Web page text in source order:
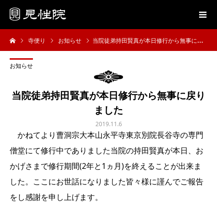
寺便り お知らせ 当院徒弟持田賢真が本日修行から無事に戻りました
お知らせ
当院徒弟持田賢真が本日修行から無事に戻り
ました
2019.11.6
かねてより曹洞宗大本山永平寺東京別院長谷寺の専門
僧堂にて修行中でありました当院の持田賢真が本日、お
かげさまで修行期間(2年と1ヵ月)を終えることが出来ま
した。ここにお世話になりました皆々様に謹んでご報告
をし感謝を申し上げます。